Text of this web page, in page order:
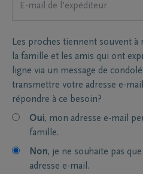
Les proches tiennent souvent
la famille et les amis qui ont
ligne via un message de
transmettre votre adresse e-
répondre à ce besoin?
Oui, mon adresse e-mail
famille.
Non, je ne souhaite pas
adresse e-mail.